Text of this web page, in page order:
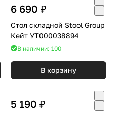
6 690 ₽
Стол складной Stool Group
Кейт УТ000038894
В наличии: 100
В корзину
5 190 ₽